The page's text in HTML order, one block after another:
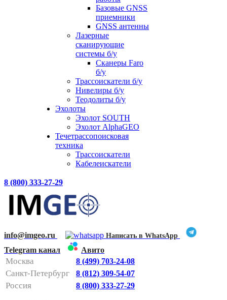
Базовые GNSS
приемники
GNSS антенны
Лазерные
сканирующие
системы б/у
Сканеры Faro
б/у
Трассоискатели б/у
Нивелиры б/у
Теодолиты б/у
Эхолоты
Эхолот SOUTH
Эхолот AlphaGEO
Течетрассопоисковая
техника
Трассоискатели
Кабелеискатели
8 (800) 333-27-29
info@imgeo.ru Написать в WhatsApp
Telegram канал Авито
Москва 8 (499) 703-24-08
Санкт-Петербург 8 (812) 309-54-07
Россия 8 (800) 333-27-29